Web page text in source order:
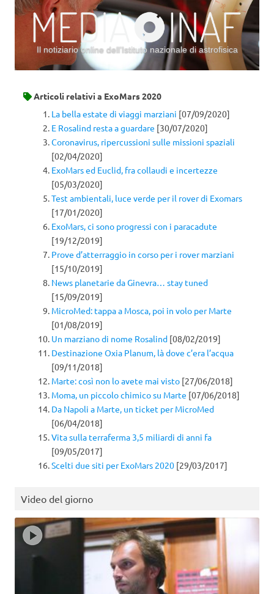
Il notiziario online dell’Istituto nazionale di astrofisica
Articoli relativi a ExoMars 2020
La bella estate di viaggi marziani [07/09/2020]
E Rosalind resta a guardare [30/07/2020]
Coronavirus, ripercussioni sulle missioni spaziali
[02/04/2020]
ExoMars ed Euclid, fra collaudi e incertezze
[05/03/2020]
Test ambientali, luce verde per il rover di Exomars
[17/01/2020]
ExoMars, ci sono progressi con i paracadute
[19/12/2019]
Prove d’atterraggio in corso per i rover marziani
[15/10/2019]
News planetarie da Ginevra… stay tuned
[15/09/2019]
MicroMed: tappa a Mosca, poi in volo per Marte
[01/08/2019]
Un marziano di nome Rosalind [08/02/2019]
Destinazione Oxia Planum, là dove c’era l’acqua
[09/11/2018]
Marte: così non lo avete mai visto [27/06/2018]
Moma, un piccolo chimico su Marte [07/06/2018]
Da Napoli a Marte, un ticket per MicroMed
[06/04/2018]
Vita sulla terraferma 3,5 miliardi di anni fa
[09/05/2017]
Scelti due siti per ExoMars 2020 [29/03/2017]
Video del giorno